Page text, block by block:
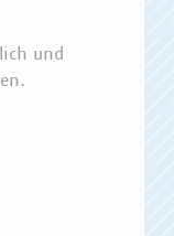
und